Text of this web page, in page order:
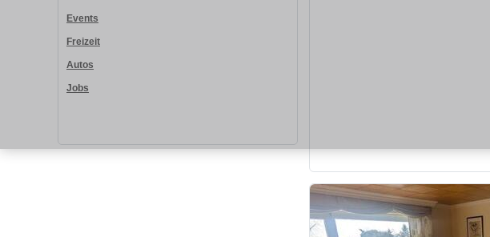
Events
Freizeit
Autos
Jobs